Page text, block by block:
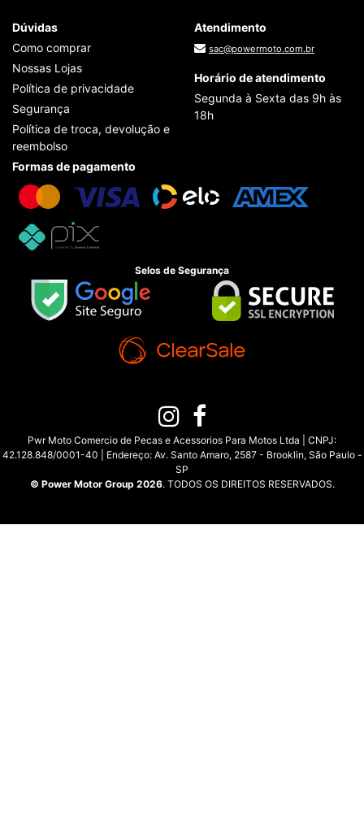
Dúvidas
Como comprar
Nossas Lojas
Política de privacidade
Segurança
Política de troca, devolução e
reembolso
Atendimento
sac@powermoto.com.br
Horário de atendimento
Segunda à Sexta das 9h às
18h
Formas de pagamento
Selos de Segurança
Pwr Moto Comercio de Pecas e Acessorios Para Motos Ltda | CNPJ:
42.128.848/0001-40 | Endereço: Av. Santo Amaro, 2587 - Brooklin, São Paulo -
SP
© Power Motor Group 2026. TODOS OS DIREITOS RESERVADOS.